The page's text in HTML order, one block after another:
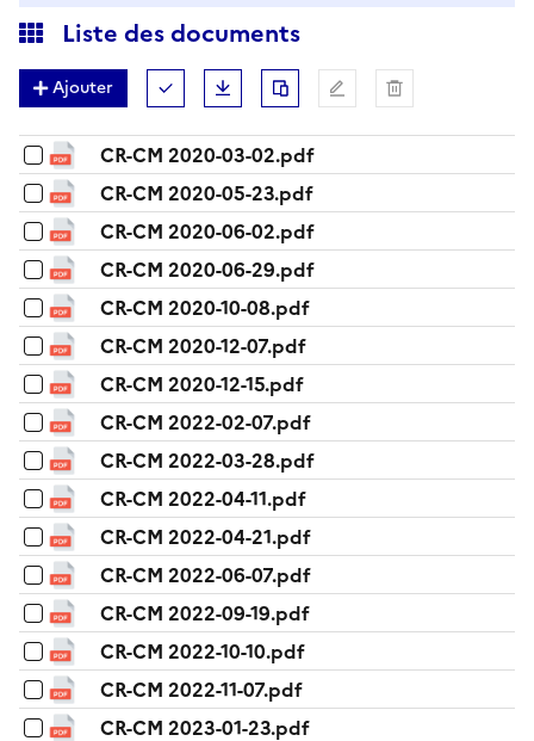
Liste des documents
Ajouter Tout (dé)sélectionner
TéléchargerDupliquerRenommer
CR-CM 2020-03-02.pdf
CR-CM 2020-05-23.pdf
CR-CM 2020-06-02.pdf
CR-CM 2020-06-29.pdf
CR-CM 2020-10-08.pdf
CR-CM 2020-12-07.pdf
CR-CM 2020-12-15.pdf
CR-CM 2022-02-07.pdf
CR-CM 2022-03-28.pdf
CR-CM 2022-04-11.pdf
CR-CM 2022-04-21.pdf
CR-CM 2022-06-07.pdf
CR-CM 2022-09-19.pdf
CR-CM 2022-10-10.pdf
CR-CM 2022-11-07.pdf
CR-CM 2023-01-23.pdf